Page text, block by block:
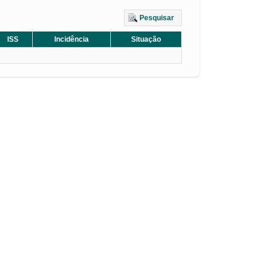
Pesquisar
ISS Incidência
Situação